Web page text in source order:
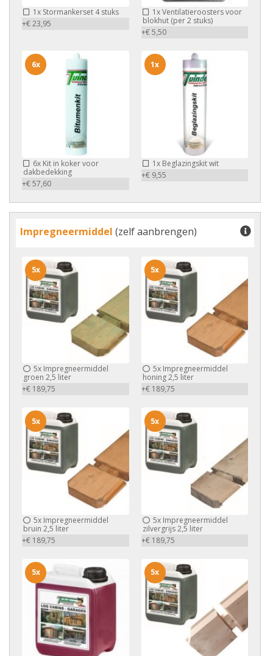
1x Stormankerset 4 stuks
+€ 23,95
1xVentilatieroosters voor
blokhut (per 2 stuks)
+€ 5,50
6x Kit in koker voor
dakbedekking
+€ 57,60
6x
1xBeglazingskit wit
+€ 9,55
1x
Impregneermiddel (zelf aanbrengen)
5x Impregneermiddel
groen 2,5 liter
+€ 189,75
5x
5xImpregneermiddel
honing 2,5 liter
+€ 189,75
5x
5x Impregneermiddel
bruin 2,5 liter
+€ 189,75
5x
5xImpregneermiddel
zilvergrijs 2,5 liter
+€ 189,75
5x
5x 5x